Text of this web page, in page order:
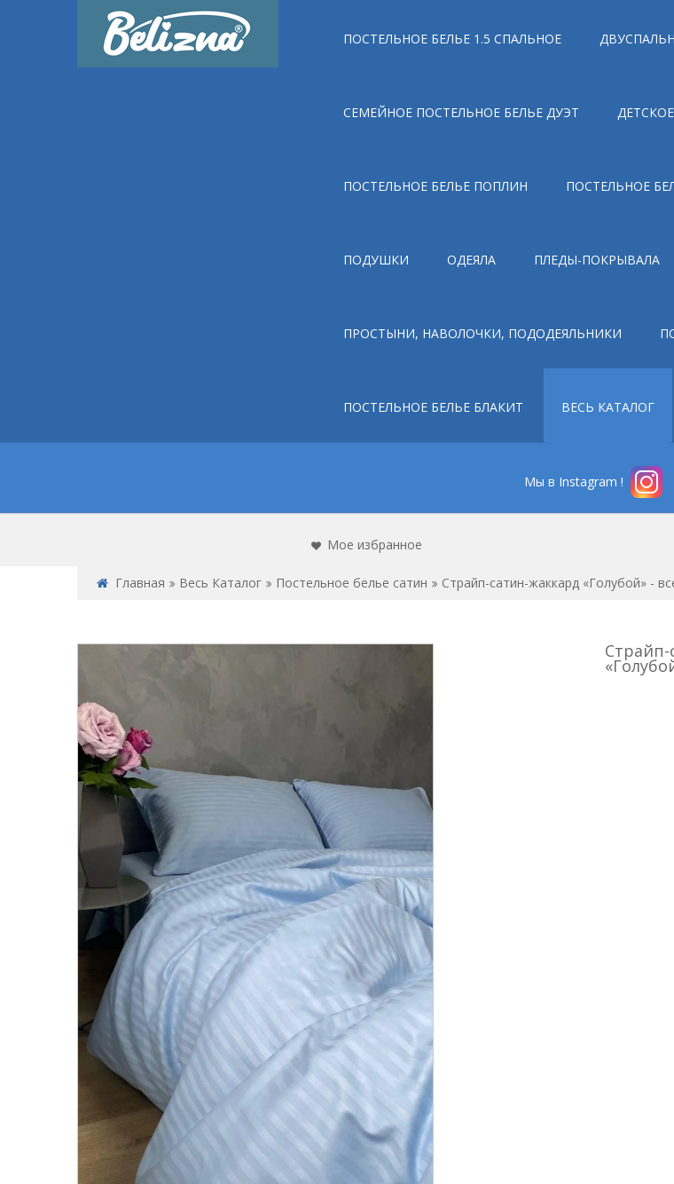
ПОСТЕЛЬНОЕ БЕЛЬЕ 1.5 СПАЛЬНОЕ
СЕМЕЙНОЕ ПОСТЕЛЬНОЕ БЕЛЬЕ ДУЭТ
ПОСТЕЛЬНОЕ БЕЛЬЕ ПОПЛИН ПОСТЕЛЬНОЕ
ПОДУШКИ ОДЕЯЛА ПЛЕДЫ-ПОКРЫВАЛА
ПРОСТЫНИ, НАВОЛОЧКИ, ПОДОДЕЯЛЬНИКИ
ПОСТЕЛЬНОЕ БЕЛЬЕ БЛАКИТ ВЕСЬ КАТАЛОГ
Мы в Instagram !
Мое избранное
Главная Весь Каталог Постельное белье сатин Страйп-сатин-жаккард «Голубой» -
Страйп-